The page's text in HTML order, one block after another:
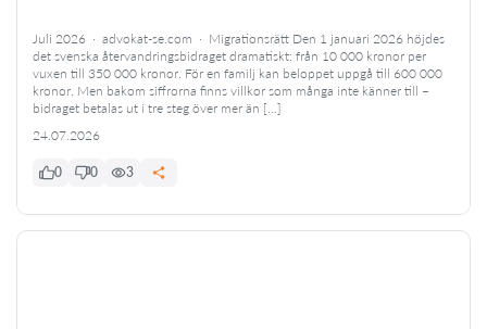
Juli 2026 · advokat-se.com · Migrationsrätt Den 1 januari 2026 höjdes
det svenska återvandringsbidraget dramatiskt: från 10 000 kronor per
vuxen till 350 000 kronor. För en familj kan beloppet uppgå till 600 000
kronor. Men bakom siffrorna finns villkor som många inte känner till –
bidraget betalas ut i tre steg över mer än […]
24.07.2026
0 0 3